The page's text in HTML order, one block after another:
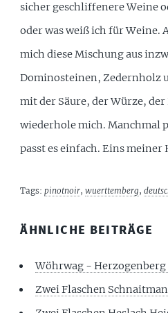
sicher geschliffenere Weine
oder was weiß ich für Weine.
mich diese Mischung aus
Dominosteinen, Zedernholz
mit der Säure, der Würze,
wiederhole mich. Manchmal
passt es einfach. Eins meiner
Tags:pinotnoir,wuerttemberg,
ÄHNLICHE BEITRÄGE
Wöhrwag -
Zwei Flaschen